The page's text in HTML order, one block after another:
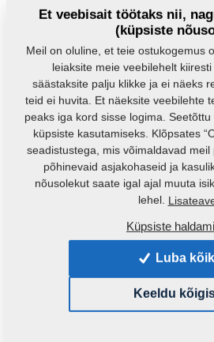
Et veebisait töötaks nii,
(küpsiste
Meil on oluline, et teie ostukogemus
leiaksite meie veebilehelt kiiresti
säästaksite palju klikke ja ei näeks
teid ei huvita. Et näeksite veebilehte
peaks iga kord sisse logima.
küpsiste kasutamiseks. Klõpsates
seadistustega, mis võimaldavad
põhinevaid asjakohaseid ja
nõusolekut saate igal ajal muuta
lehel.
Küpsiste
Luba kõik
Keeldu